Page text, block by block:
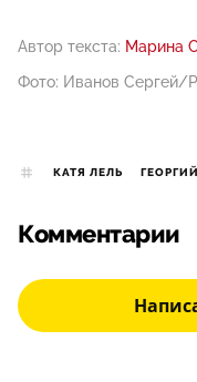
Автор текста: Марина
Фото: Иванов Сергей/
КАТЯ ЛЕЛЬ
Комментарии